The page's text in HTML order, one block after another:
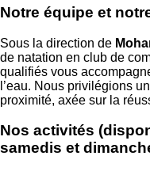
Notre équipe et
Sous la direction de
de natation en club de
qualifiés vous
l’eau. Nous privilégions
proximité, axée sur la
Nos activités
samedis et